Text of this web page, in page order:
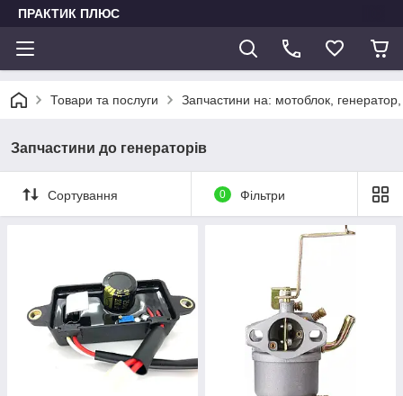
ПРАКТИК ПЛЮС
Товари та послуги Запчастини на: мотоблок,
Запчастини до генераторів
Сортування 0 Фільтри